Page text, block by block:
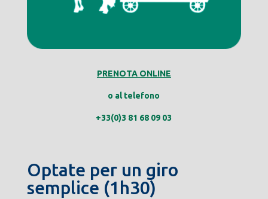
PRENOTA ONLINE
o al telefono
+33(0)3 81 68 09 03
Optate per un giro
semplice (1h30)